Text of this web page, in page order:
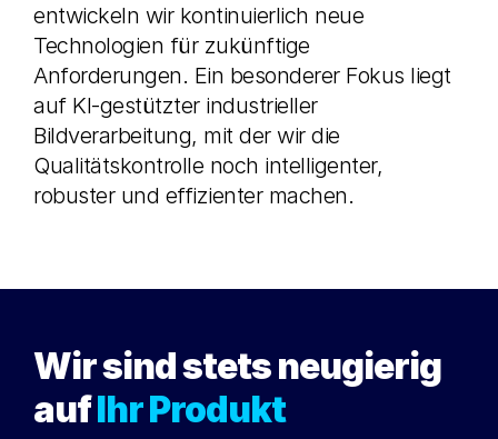
entwickeln wir kontinuierlich neue
Technologien für zukünftige
Anforderungen. Ein besonderer Fokus liegt
auf KI-gestützter industrieller
Bildverarbeitung, mit der wir die
Qualitätskontrolle noch intelligenter,
robuster und effizienter machen.
Wir sind stets neugierig
aufIhr Produkt